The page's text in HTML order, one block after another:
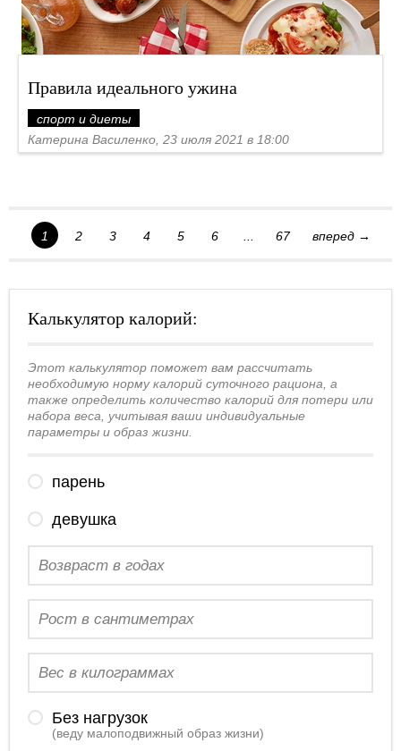
Правила идеального ужина
спорт и диеты
Катерина Василенко, 23 июля 2021 в 18:00
1 2 3 4 5 6 ... 67 вперед →
Калькулятор калорий:
Этот калькулятор поможет вам рассчитать
необходимую норму калорий суточного рациона, а
также определить количество калорий для потери или
набора веса, учитывая ваши индивидуальные
параметры и образ жизни.
парень
девушка
Без нагрузок
(веду малоподвижный образ жизни)